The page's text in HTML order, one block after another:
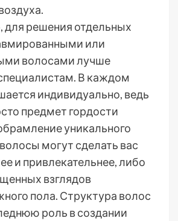
для решения отдельных
или
волосами лучше
В каждом
индивидуально, ведь
предмет гордости
уникального
могут сделать вас
и привлекательнее, либо
взглядов
пола. Структура волос
роль в создании